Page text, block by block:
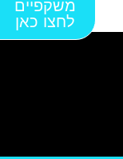
משקפיים
לחצו כאן